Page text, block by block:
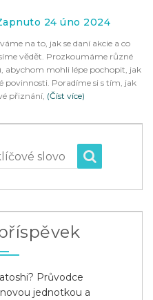
24 úno 2024
na to, jak se daní akcie a co
vědět. Prozkoumáme různé
abychom mohli lépe pochopit, jak
povinnosti. Poradíme si s tím, jak
přiznání, (Číst více)
slovo
Průvodce
jednotkou a